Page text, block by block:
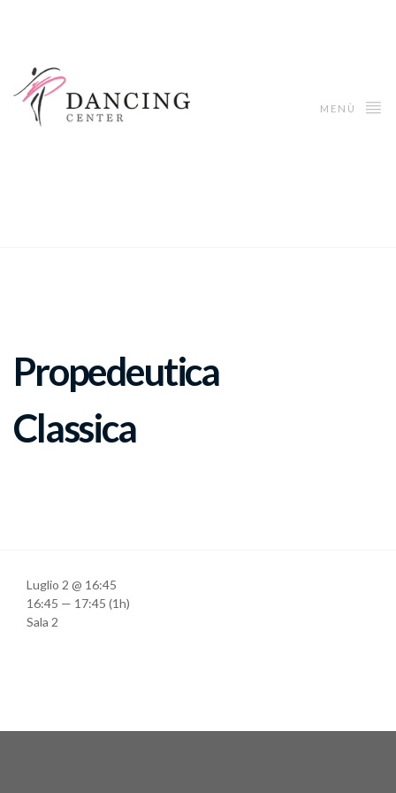
MENÙ
Propedeutica
Classica
Luglio 2 @ 16:45
16:45 — 17:45 (1h)
Sala 2